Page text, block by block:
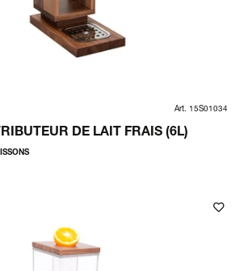
Art. 15S01034
DE LAIT FRAIS (6L)